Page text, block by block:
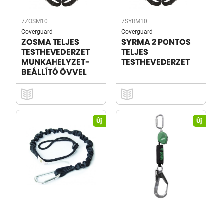
7ZOSM10
Coverguard
ZOSMA TELJES
TESTHEVEDERZET
MUNKAHELYZET-
BEÁLLÍTÓ ÖVVEL
7SYRM10
Coverguard
SYRMA 2 PONTOS
TELJES
TESTHEVEDERZET
Új Új